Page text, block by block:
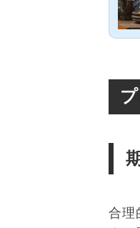
合理